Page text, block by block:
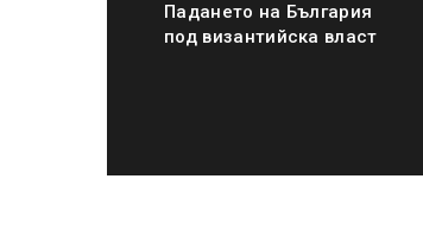
Падането на България
под византийска власт